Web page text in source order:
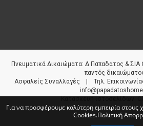
Πνευματικά Δικαιώματα: Δ.Παπαδατος &
παντός
Aσφαλείς Συναλλαγές | Τηλ.
Για να προσφέρουμε καλύτερη εμπειρία στους
Cookies.Πολιτική